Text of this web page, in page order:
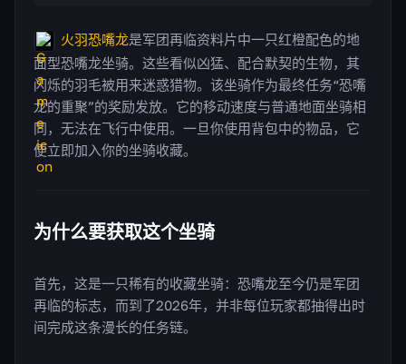
火羽恐嘴龙是军团再临资料片中一只红橙配色的地
面型恐嘴龙坐骑。这些看似凶猛、配合默契的生物，其
闪烁的羽毛被用来迷惑猎物。该坐骑作为最终任务“恐嘴
龙的重聚”的奖励发放。它的移动速度与普通地面坐骑相
同，无法在飞行中使用。一旦你使用背包中的物品，它
便立即加入你的坐骑收藏。
为什么要获取这个坐骑
首先，这是一只稀有的收藏坐骑：恐嘴龙至今仍是军团
再临的标志，而到了2026年，并非每位玩家都抽得出时
间完成这条漫长的任务链。